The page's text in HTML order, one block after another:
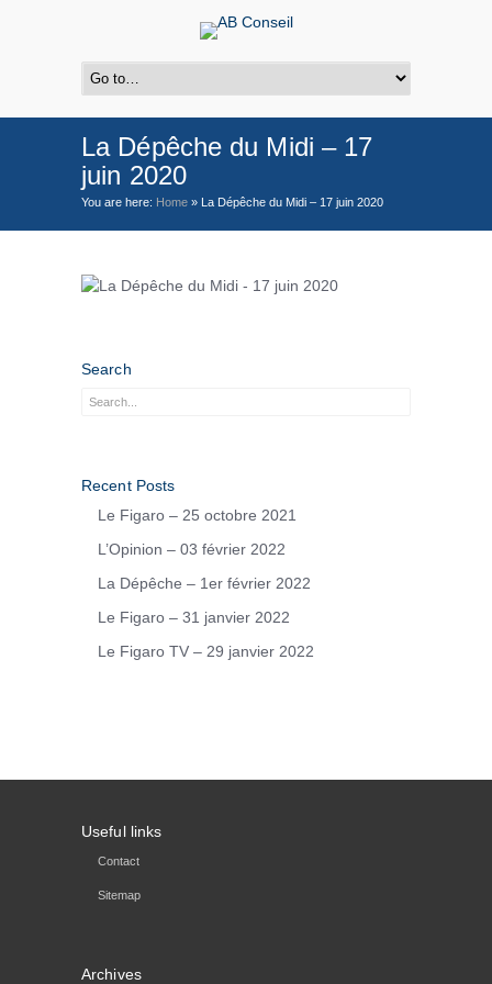
La Dépêche du Midi – 17
juin 2020
You are here: Home » La Dépêche du Midi – 17 juin 2020
Search
Recent Posts
Le Figaro – 25 octobre 2021
L’Opinion – 03 février 2022
La Dépêche – 1er février 2022
Le Figaro – 31 janvier 2022
Le Figaro TV – 29 janvier 2022
Useful links
Contact
Sitemap
Archives